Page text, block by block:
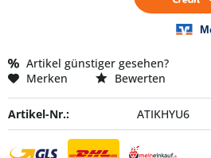
Artikel günstiger gesehen?
Merken
Bewerten
Artikel-Nr.: ATIKHYU6